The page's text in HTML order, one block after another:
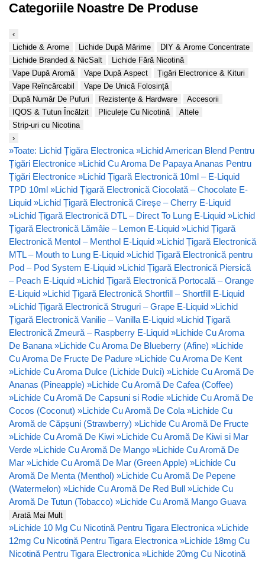
Categoriile Noastre De Produse
‹
Lichide & Arome
Lichide După Mărime
DIY & Arome Concentrate
Lichide Branded & NicSalt
Lichide Fără Nicotină
Vape După Aromă
Vape După Aspect
Țigări Electronice & Kituri
Vape Reîncărcabil
Vape De Unică Folosință
După Număr De Pufuri
Rezistențe & Hardware
Accesorii
IQOS & Tutun Încălzit
Pliculețe Cu Nicotină
Altele
Strip-uri cu Nicotina
›
»Toate: Lichid Țigăra Electronica »Lichid American Blend Pentru
Țigări Electronice »Lichid Cu Aroma De Papaya Ananas Pentru
Țigări Electronice »Lichid Țigară Electronică 10ml – E-Liquid
TPD 10ml »Lichid Țigară Electronică Ciocolată – Chocolate E-
Liquid »Lichid Țigară Electronică Cireșe – Cherry E-Liquid
»Lichid Țigară Electronică DTL – Direct To Lung E-Liquid »Lichid
Țigară Electronică Lămâie – Lemon E-Liquid »Lichid Țigară
Electronică Mentol – Menthol E-Liquid »Lichid Țigară Electronică
MTL – Mouth to Lung E-Liquid »Lichid Țigară Electronică pentru
Pod – Pod System E-Liquid »Lichid Țigară Electronică Piersică
– Peach E-Liquid »Lichid Țigară Electronică Portocală – Orange
E-Liquid »Lichid Țigară Electronică Shortfill – Shortfill E-Liquid
»Lichid Țigară Electronică Struguri – Grape E-Liquid »Lichid
Țigară Electronică Vanilie – Vanilla E-Liquid »Lichid Țigară
Electronică Zmeură – Raspberry E-Liquid »Lichide Cu Aroma
De Banana »Lichide Cu Aroma De Blueberry (Afine) »Lichide
Cu Aroma De Fructe De Padure »Lichide Cu Aroma De Kent
»Lichide Cu Aroma Dulce (Lichide Dulci) »Lichide Cu Aromă De
Ananas (Pineapple) »Lichide Cu Aromă De Cafea (Coffee)
»Lichide Cu Aromă De Capsuni si Rodie »Lichide Cu Aromă De
Cocos (Coconut) »Lichide Cu Aromă De Cola »Lichide Cu
Aromă de Căpșuni (Strawberry) »Lichide Cu Aromă De Fructe
»Lichide Cu Aromă De Kiwi »Lichide Cu Aromă De Kiwi si Mar
Verde »Lichide Cu Aromă De Mango »Lichide Cu Aromă De
Mar »Lichide Cu Aromă De Mar (Green Apple) »Lichide Cu
Aromă De Menta (Menthol) »Lichide Cu Aromă De Pepene
(Watermelon) »Lichide Cu Aromă De Red Bull »Lichide Cu
Aromă De Tutun (Tobacco) »Lichide Cu Aromă Mango Guava
Arată Mai Mult
»Lichide 10 Mg Cu Nicotină Pentru Tigara Electronica »Lichide
12mg Cu Nicotină Pentru Tigara Electronica »Lichide 18mg Cu
Nicotină Pentru Tigara Electronica »Lichide 20mg Cu Nicotină